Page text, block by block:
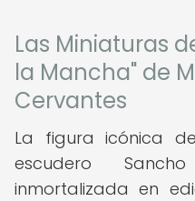
Las Miniaturas
la Mancha" de
Cervantes
La figura icónica
escudero
inmortalizada en